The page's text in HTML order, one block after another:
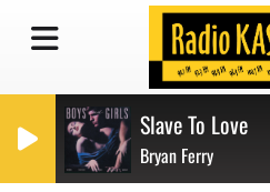
Slave To Love
Bryan Ferry